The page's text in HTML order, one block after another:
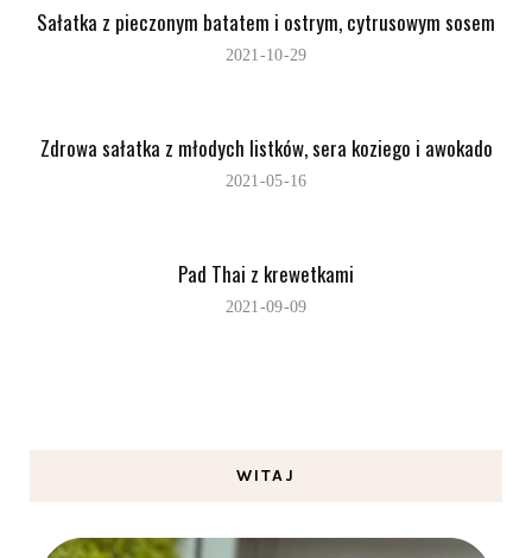
Sałatka z pieczonym batatem i ostrym, cytrusowym sosem
2021-10-29
Zdrowa sałatka z młodych listków, sera koziego i awokado
2021-05-16
Pad Thai z krewetkami
2021-09-09
WITAJ